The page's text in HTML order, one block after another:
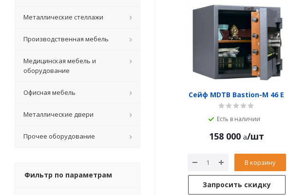
Сейф MDTB Bastion-M 46 E
Есть в наличии
158 000 /шт
В корзину
Запросить скидку
Металлические стеллажи
Производственная мебель
Медицинская мебель и
оборудование
Офисная мебель
Металлические двери
Прочее оборудование
Фильтр по параметрам